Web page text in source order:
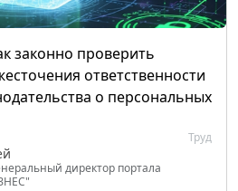
законно проверить
ответственности
о персональных
Труд
директор портала